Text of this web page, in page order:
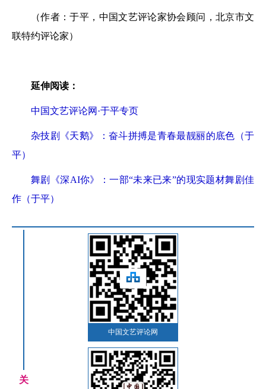
（作者：于平，中国文艺评论家协会顾问，北京市文
联特约评论家）
延伸阅读：
中国文艺评论网·于平专页
杂技剧《天鹅》：奋斗拼搏是青春最靓丽的底色（于
平）
舞剧《深AI你》：一部“未来已来”的现实题材舞剧佳
作（于平）
关
中国文艺评论网